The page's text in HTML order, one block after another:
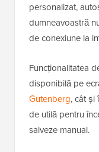
personalizat,
dumneavoastră
de conexiune la
Funcționalitatea
disponibilă pe
Gutenberg, cât și
de utilă pentru
salveze manual.